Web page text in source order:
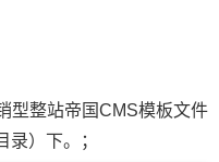
型整站帝国CMS模板文件
）下。；